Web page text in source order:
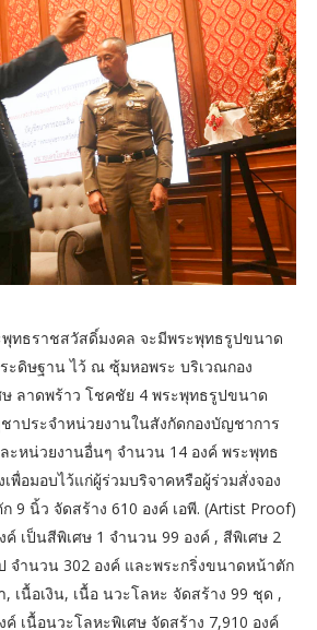
พุทธราชสวัสดิ์มงคล จะมีพระพุทธรูปขนาด
ะดิษฐาน ไว้ ณ ซุ้มหอพระ บริเวณกอง
ลาดพร้าว โชคชัย 4 พระพุทธรูปขนาด
าประจำหน่วยงานในสังกัดกองบัญชาการ
ะหน่วยงานอื่นๆ จำนวน 14 องค์ พระพุทธ
พื่อมอบไว้แก่ผู้ร่วมบริจาคหรือผู้ร่วมสั่งจอง
9 นิ้ว จัดสร้าง 610 องค์ เอพี. (Artist Proof)
ค์ เป็นสีพิเศษ 1 จำนวน 99 องค์ , สีพิเศษ 2
จำนวน 302 องค์ และพระกริ่งขนาดหน้าตัก
, เนื้อเงิน, เนื้อ นวะโลหะ จัดสร้าง 99 ชุด ,
ค์ เนื้อนวะโลหะพิเศษ จัดสร้าง 7,910 องค์